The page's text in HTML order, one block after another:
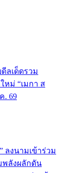
ลเด็ดรวม
หม่ “เมกา ส
. 69
ลงนามเข้าร่วม
พลังผลักดัน